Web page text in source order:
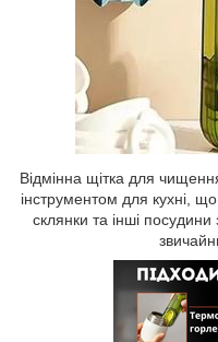
Відмінна щітка для
інструментом для кухні,
склянки та інші посудини